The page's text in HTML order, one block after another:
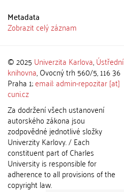
Metadata
Zobrazit celý záznam
© 2025 Univerzita Karlova,Ústřední
knihovna, Ovocný trh 560/5, 116 36
Praha 1;email: admin-repozitar [at]
cuni.cz
Za dodržení všech ustanovení
autorského zákona jsou
zodpovědné jednotlivé složky
Univerzity Karlovy. / Each
constituent part of Charles
University is responsible for
adherence to all provisions of the
copyright law.